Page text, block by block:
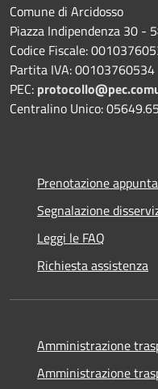
Comune di Arcidosso
Piazza Indipendenza 30 -
Codice Fiscale:
Partita IVA: 00103760534
PEC:
Centralino Unico:
Prenotazione
Segnalazione
Leggi le FAQ
Richiesta assistenza
Amministrazione
Amministrazione